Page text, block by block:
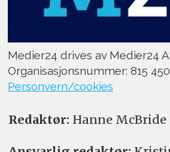
Medier24 drives av Medier24
Organisasjonsnummer: 815 450
Personvern/cookies
Redaktør: Hanne McBride